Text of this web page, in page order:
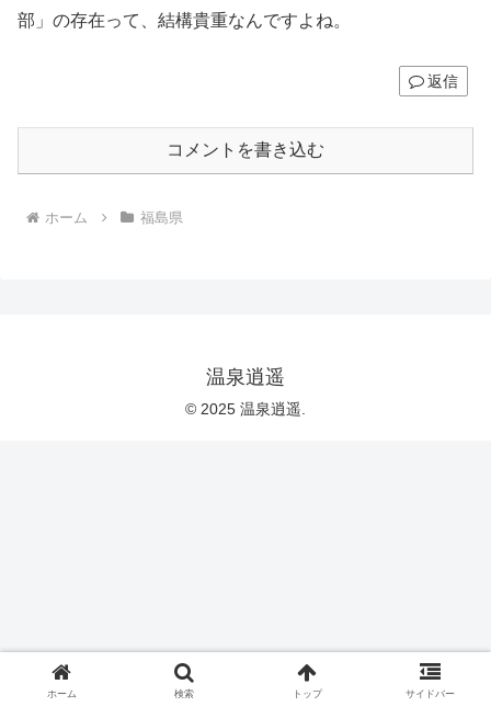
部」の存在って、結構貴重なんですよね。
返信
コメントを書き込む
ホーム 福島県
温泉逍遥
© 2025 温泉逍遥.
ホーム 検索 トップ サイドバー